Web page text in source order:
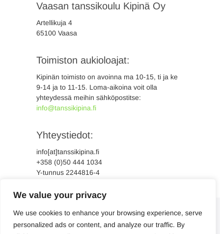
We value your privacy
We use cookies to enhance your browsing experience, serve
personalized ads or content, and analyze our traffic. By
Vaasan tanssikoulu Kipinä Oy
Artellikuja 4
65100 Vaasa
Toimiston aukioloajat:
Kipinän toimisto on avoinna ma 10-15, ti ja ke
9-14 ja to 11-15. Loma-aikoina voit olla
yhteydessä meihin sähköpostitse:
info@tanssikipina.fi
Yhteystiedot:
info[at]tanssikipina.fi
+358 (0)50 444 1034
Y-tunnus 2244816-4